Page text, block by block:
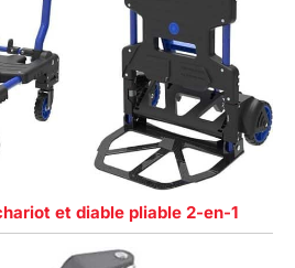
et diable pliable 2-en-1